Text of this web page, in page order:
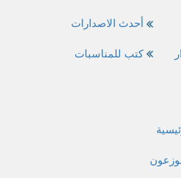
أحدث الاصدارات
كتب للمناسبات